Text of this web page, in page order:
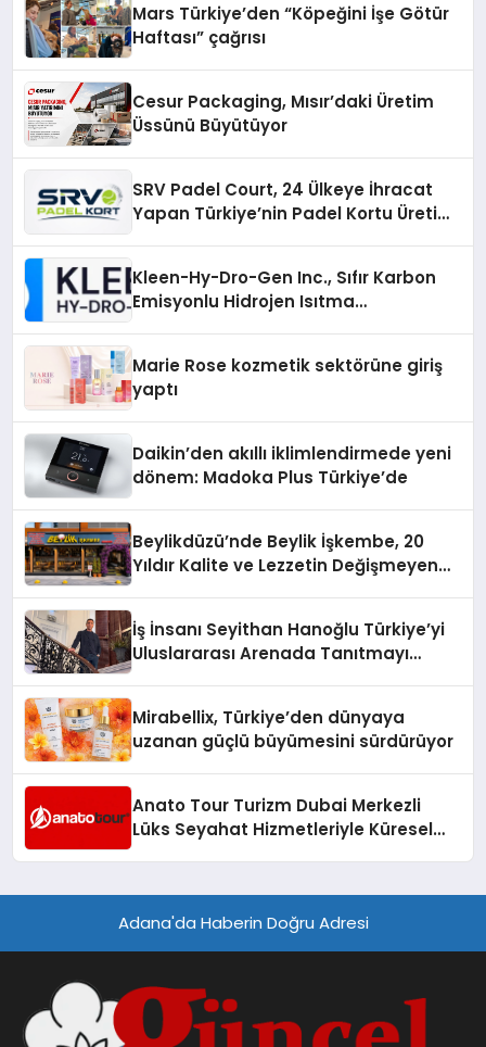
Mars Türkiye’den “Köpeğini İşe Götür
Haftası” çağrısı
Cesur Packaging, Mısır’daki Üretim
Üssünü Büyütüyor
SRV Padel Court, 24 Ülkeye İhracat
Yapan Türkiye’nin Padel Kortu Üretim
Kleen-Hy-Dro-Gen Inc., Sıfır Karbon
Emisyonlu Hidrojen Isıtma
Marie Rose kozmetik sektörüne giriş
yaptı
Daikin’den akıllı iklimlendirmede yeni
dönem: Madoka Plus Türkiye’de
Beylikdüzü’nde Beylik İşkembe, 20
Yıldır Kalite ve Lezzetin Değişmeyen
İş İnsanı Seyithan Hanoğlu Türkiye’yi
Uluslararası Arenada Tanıtmayı
Mirabellix, Türkiye’den dünyaya
uzanan güçlü büyümesini sürdürüyor
Anato Tour Turizm Dubai Merkezli
Lüks Seyahat Hizmetleriyle Küresel
Adana'da Haberin Doğru Adresi